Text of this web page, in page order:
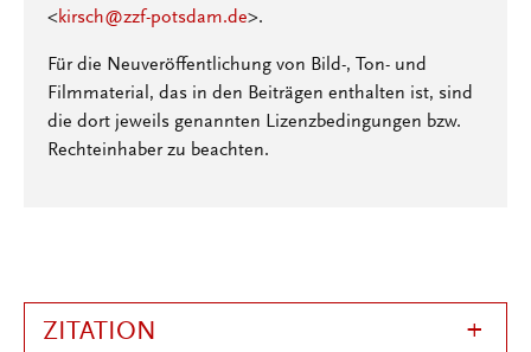
<kirsch@zzf-potsdam.de>.
Für die Neuveröffentlichung von Bild-, Ton- und
Filmmaterial, das in den Beiträgen enthalten ist, sind
die dort jeweils genannten Lizenzbedingungen bzw.
Rechteinhaber zu beachten.
ZITATION